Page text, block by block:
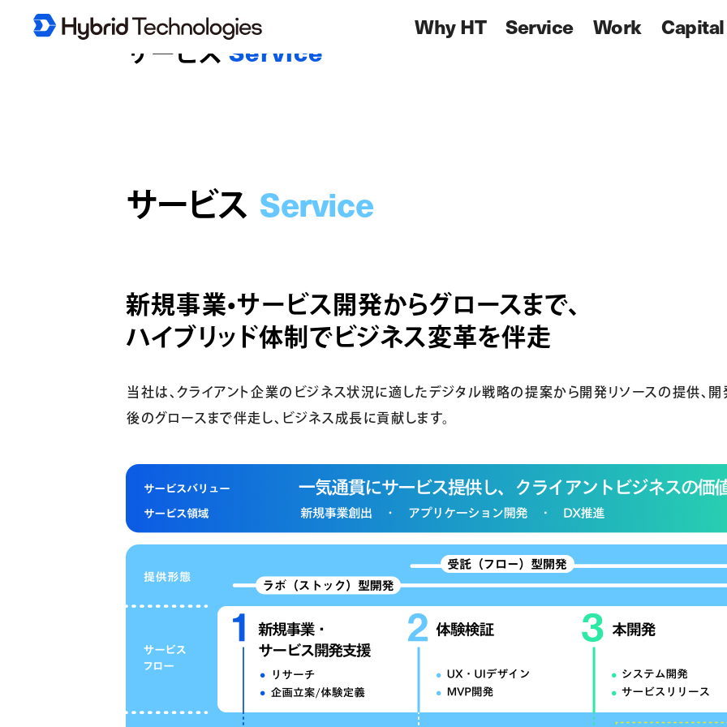
Why HT Service Work Capital
サービスService
サービス Service
新規事業・サービス開発からグロースまで、
ハイブリッド体制でビジネス変革を伴走
当社は、クライアント企業のビジネス状況に適したデジタル戦略の提案から開発リソースの提供、
後のグロースまで伴走し、ビジネス成長に貢献します。